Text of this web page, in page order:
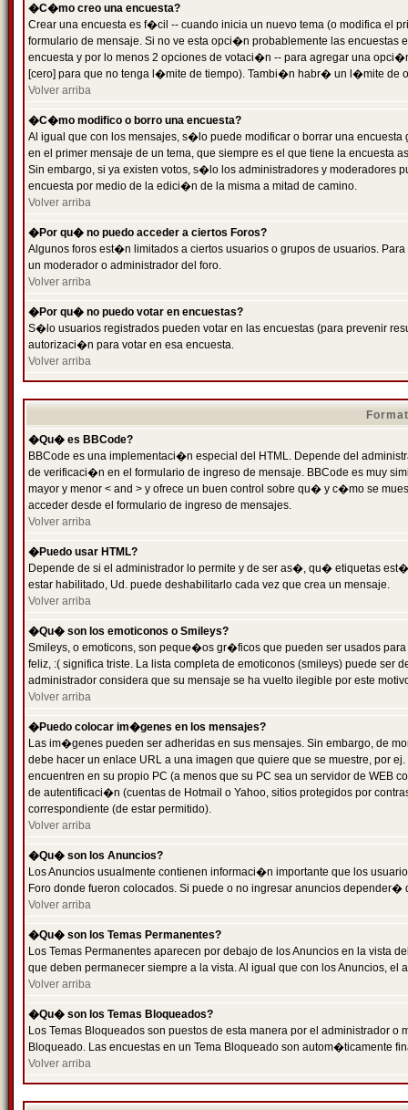
�C�mo creo una encuesta?
Crear una encuesta es f�cil -- cuando inicia un nuevo tema (o modifica el
formulario de mensaje. Si no ve esta opci�n probablemente las
encuesta y por lo menos 2 opciones de votaci�n -- para agregar una
[cero] para que no tenga l�mite de tiempo). Tambi�n habr� un l�mite de
Volver arriba
�C�mo modifico o borro una encuesta?
Al igual que con los mensajes, s�lo puede modificar o borrar una
en el primer mensaje de un tema, que siempre es el que tiene la encuesta
Sin embargo, si ya existen votos, s�lo los administradores y moderadores
encuesta por medio de la edici�n de la misma a mitad de camino.
Volver arriba
�Por qu� no puedo acceder a ciertos Foros?
Algunos foros est�n limitados a ciertos usuarios o grupos de usuarios.
un moderador o administrador del foro.
Volver arriba
�Por qu� no puedo votar en encuestas?
S�lo usuarios registrados pueden votar en las encuestas (para prevenir
autorizaci�n para votar en esa encuesta.
Volver arriba
�Qu� es BBCode?
BBCode es una implementaci�n especial del HTML. Depende del
de verificaci�n en el formulario de ingreso de mensaje. BBCode es muy
mayor y menor < and > y ofrece un buen control sobre qu� y c�mo se
acceder desde el formulario de ingreso de mensajes.
Volver arriba
�Puedo usar HTML?
Depende de si el administrador lo permite y de ser as�, qu� etiquetas
estar habilitado, Ud. puede deshabilitarlo cada vez que crea un mensaje.
Volver arriba
�Qu� son los emoticonos o Smileys?
Smileys, o emoticons, son peque�os gr�ficos que pueden ser usados
feliz, :( significa triste. La lista completa de emoticonos (smileys) puede
administrador considera que su mensaje se ha vuelto ilegible por este
Volver arriba
�Puedo colocar im�genes en los mensajes?
Las im�genes pueden ser adheridas en sus mensajes. Sin embargo, de
debe hacer un enlace URL a una imagen que quiere que se muestre, por
encuentren en su propio PC (a menos que su PC sea un servidor de
de autentificaci�n (cuentas de Hotmail o Yahoo, sitios protegidos por
correspondiente (de estar permitido).
Volver arriba
�Qu� son los Anuncios?
Los Anuncios usualmente contienen informaci�n importante que los
Foro donde fueron colocados. Si puede o no ingresar anuncios
Volver arriba
�Qu� son los Temas Permanentes?
Los Temas Permanentes aparecen por debajo de los Anuncios en la
que deben permanecer siempre a la vista. Al igual que con los Anuncios,
Volver arriba
�Qu� son los Temas Bloqueados?
Los Temas Bloqueados son puestos de esta manera por el administrador
Bloqueado. Las encuestas en un Tema Bloqueado son autom�ticamente
Volver arriba